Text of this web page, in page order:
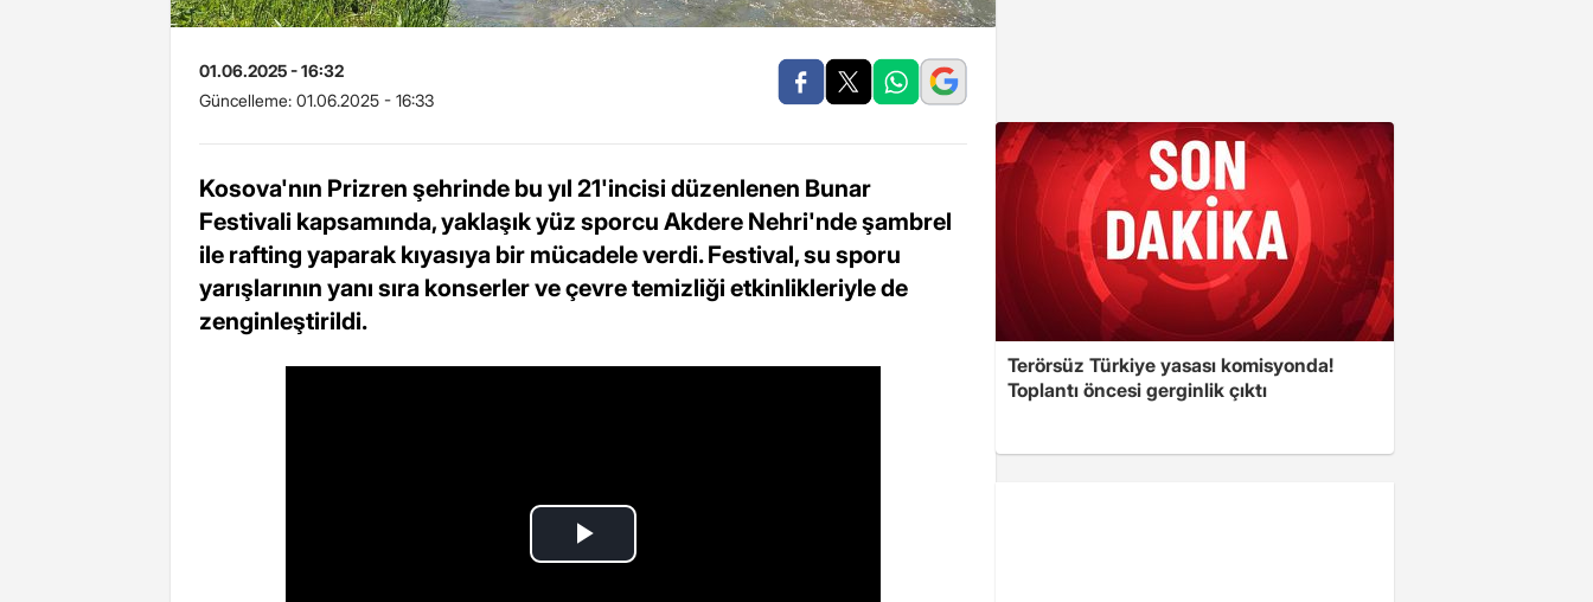
01.06.2025 - 16:32
Güncelleme: 01.06.2025 - 16:33
Kosova'nın Prizren şehrinde bu yıl 21'incisi düzenlenen Bunar
Festivali kapsamında, yaklaşık yüz sporcu Akdere Nehri'nde şambrel
ile rafting yaparak kıyasıya bir mücadele verdi. Festival, su sporu
yarışlarının yanı sıra konserler ve çevre temizliği etkinlikleriyle de
zenginleştirildi.
Terörsüz Türkiye yasası komisyonda!
Toplantı öncesi gerginlik çıktı